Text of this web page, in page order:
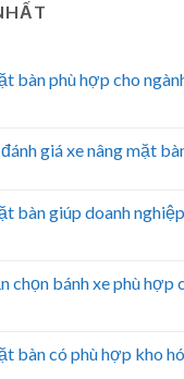
bàn phù hợp cho
giá xe nâng mặt
bàn giúp doanh
chọn bánh xe phù hợp
bàn có phù hợp kho